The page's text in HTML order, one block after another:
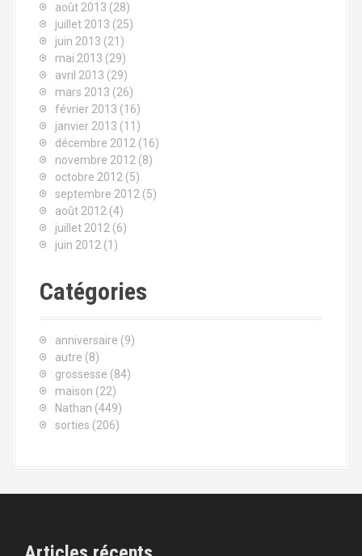
août 2013 (28)
juillet 2013 (25)
juin 2013 (21)
mai 2013 (29)
avril 2013 (29)
mars 2013 (26)
février 2013 (16)
janvier 2013 (11)
décembre 2012 (16)
novembre 2012 (8)
octobre 2012 (5)
septembre 2012 (5)
août 2012 (4)
juillet 2012 (6)
juin 2012 (1)
Catégories
anniversaire (9)
autre (8)
grossesse (84)
maison (22)
Nathan (449)
sorties (206)